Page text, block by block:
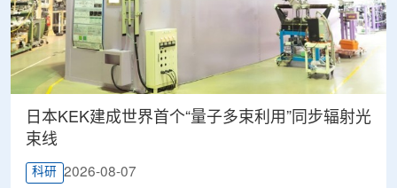
日本KEK建成世界首个“量子多束利用”同步辐射光
束线
科研 2026-08-07